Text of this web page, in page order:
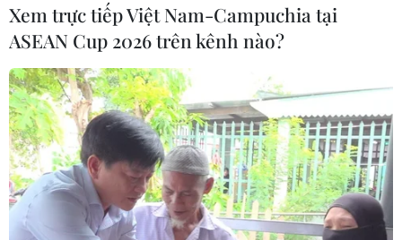
Khánh Hòa: Tăng mức phí tham quan Hòn
Chồng và Tháp Bà Ponagar từ 2023
23/11/2022 04:17
Xem trực tiếp Việt Nam-Campuchia tại
ASEAN Cup 2026 trên kênh nào?